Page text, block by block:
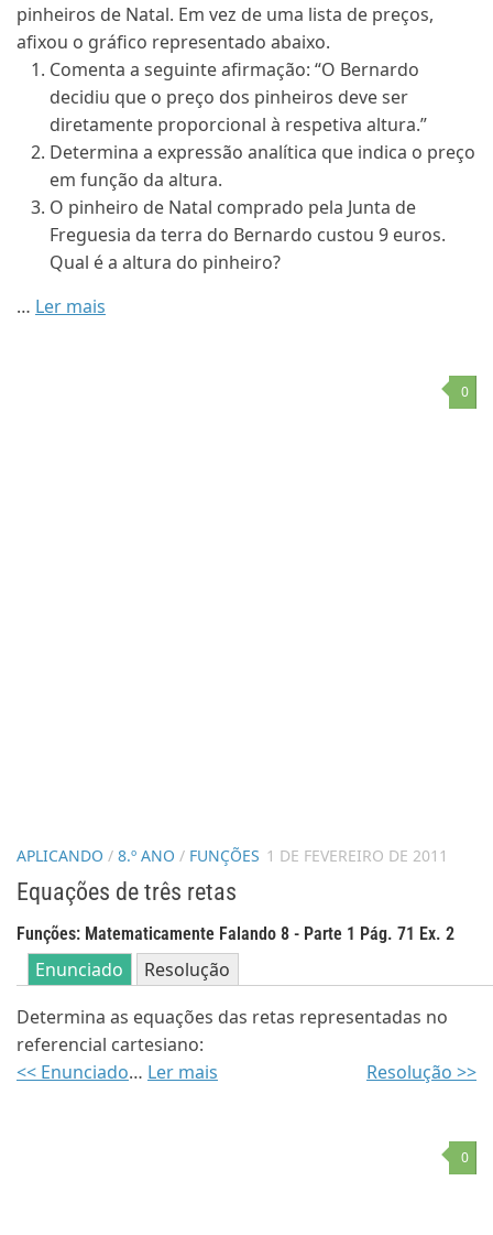
pinheiros de Natal. Em vez de uma lista de preços,
afixou o gráfico representado abaixo.
Comenta a seguinte afirmação: “O Bernardo
decidiu que o preço dos pinheiros deve ser
diretamente proporcional à respetiva altura.”
Determina a expressão analítica que indica o preço
em função da altura.
O pinheiro de Natal comprado pela Junta de
Freguesia da terra do Bernardo custou 9 euros.
Qual é a altura do pinheiro?
… Ler mais
0
APLICANDO / 8.º ANO / FUNÇÕES 1 DE FEVEREIRO DE 2011
Equações de três retas
Funções: Matematicamente Falando 8 - Parte 1 Pág. 71 Ex. 2
Enunciado
Resolução
Determina as equações das retas representadas no
referencial cartesiano:
Resolução >>
<< Enunciado… Ler mais
0